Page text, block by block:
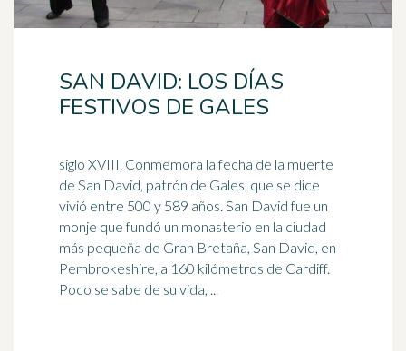
SAN DAVID: LOS DÍAS
FESTIVOS DE GALES
siglo XVIII. Conmemora la fecha de la muerte
de San David, patrón de Gales, que se dice
vivió entre 500 y 589 años. San David fue un
monje que fundó un monasterio en la ciudad
más pequeña de Gran Bretaña, San David, en
Pembrokeshire, a 160 kilómetros de Cardiff.
Poco se sabe de su vida, ...